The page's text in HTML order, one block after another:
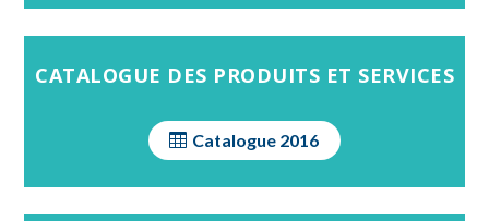
CATALOGUE DES PRODUITS ET SERVICES
Catalogue 2016